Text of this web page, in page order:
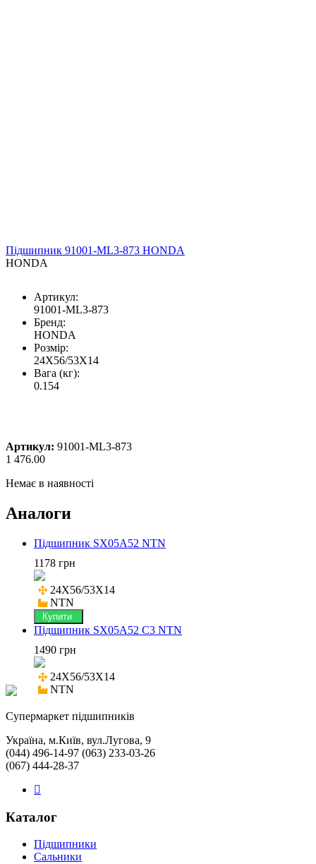
Підшипник 91001-ML3-873 HONDA
HONDA
Артикул:
91001-ML3-873
Бренд:
HONDA
Розмір:
24X56/53X14
Вага (кг):
0.154
Артикул: 91001-ML3-873
1 476.00
Немає в наявності
Аналоги
Підшипник SX05A52 NTN
1178 грн
24X56/53X14
NTN
Купити
Підшипник SX05A52 C3 NTN
1490 грн
24X56/53X14
NTN
Cупермаркет підшипників
Україна, м.Київ, вул.Лугова, 9
(044) 496-14-97 (063) 233-03-26
(067) 444-28-37
Каталог
Підшипники
Сальники